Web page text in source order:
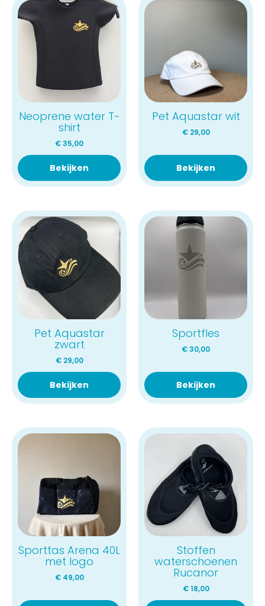
Neoprene water T-
shirt
€35,00
Bekijken
Pet Aquastar wit
€29,00
Bekijken
Pet Aquastar
zwart
€29,00
Bekijken
Sportfles
€30,00
Bekijken
Sporttas Arena 40L
met logo
€49,00
Stoffen
waterschoenen
Rucanor
€18,00